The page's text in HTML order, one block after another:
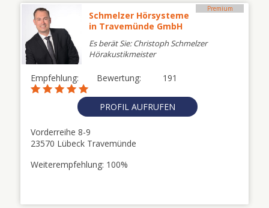
Premium
Schmelzer Hörsysteme
in Travemünde GmbH
Es berät Sie: Christoph Schmelzer
Hörakustikmeister
Empfehlung: 191
Bewertung:
PROFIL AUFRUFEN
Vorderreihe 8-9
23570 Lübeck Travemünde
Weiterempfehlung: 100%